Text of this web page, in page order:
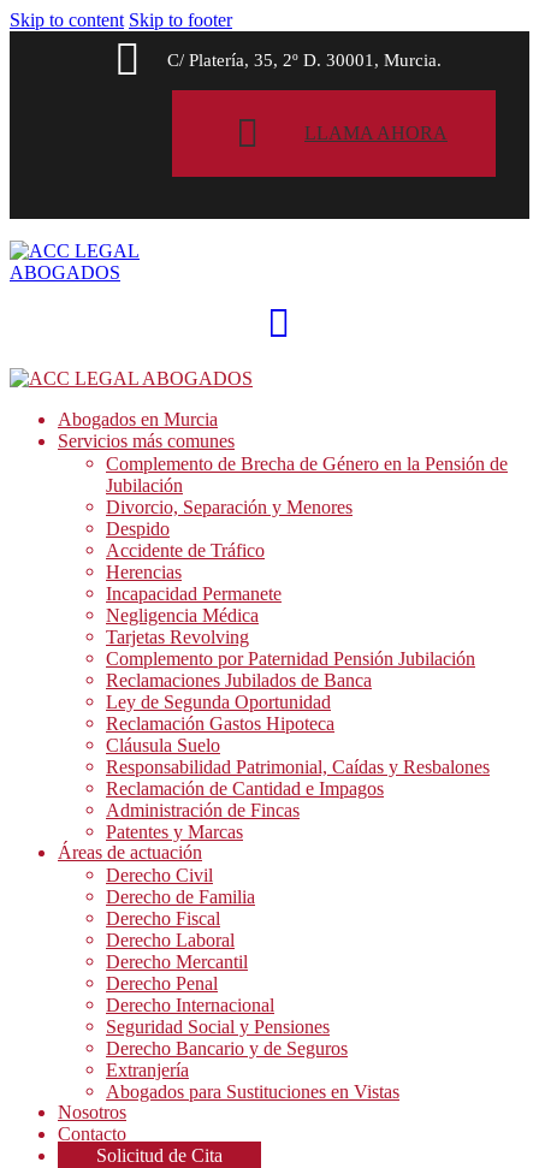
Skip to content Skip to footer
C/ Platería, 35, 2º D. 30001, Murcia.
LLAMA AHORA
Abogados en Murcia
Servicios más comunes
Complemento de Brecha de Género en la Pensión de
Jubilación
Divorcio, Separación y Menores
Despido
Accidente de Tráfico
Herencias
Incapacidad Permanete
Negligencia Médica
Tarjetas Revolving
Complemento por Paternidad Pensión Jubilación
Reclamaciones Jubilados de Banca
Ley de Segunda Oportunidad
Reclamación Gastos Hipoteca
Cláusula Suelo
Responsabilidad Patrimonial, Caídas y Resbalones
Reclamación de Cantidad e Impagos
Administración de Fincas
Patentes y Marcas
Áreas de actuación
Derecho Civil
Derecho de Familia
Derecho Fiscal
Derecho Laboral
Derecho Mercantil
Derecho Penal
Derecho Internacional
Seguridad Social y Pensiones
Derecho Bancario y de Seguros
Extranjería
Abogados para Sustituciones en Vistas
Nosotros
Contacto
Solicitud de Cita